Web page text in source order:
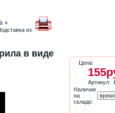
»
из
в виде
Цена:
Артикул:
Наличие
на
складе: